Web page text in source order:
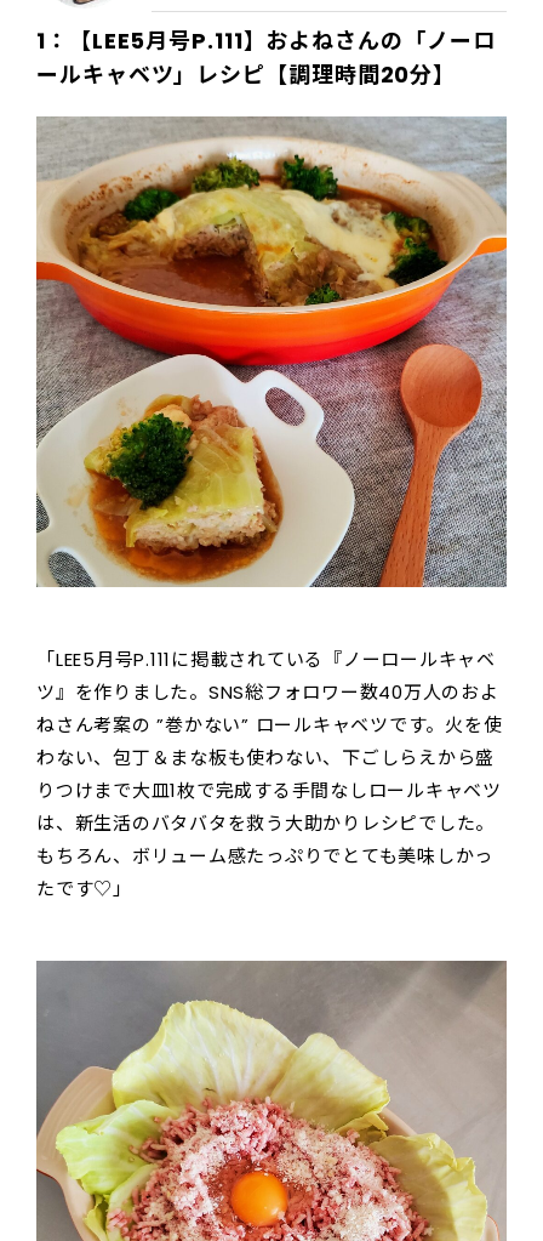
1：【LEE5月号P.111】およねさんの「ノーロ
ールキャベツ 」レシピ【調理時間20分】
「LEE5月号P.111に掲載されている『ノーロールキャベ
ツ』を作りました。SNS総フォロワー数40万人のおよ
ねさん考案の ”巻かない” ロールキャベツです。火を使
わない、包丁＆まな板も使わない、下ごしらえから盛
りつけまで大皿1枚で完成する手間なしロールキャベツ
は、新生活のバタバタを救う大助かりレシピでした。
もちろん、ボリューム感たっぷりでとても美味しかっ
たです♡」